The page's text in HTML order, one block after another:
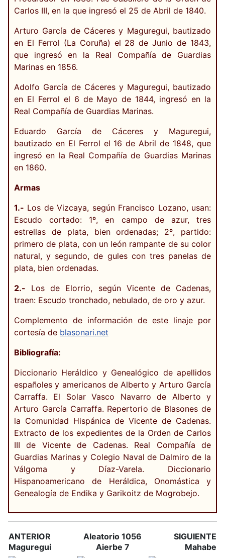
Carlos III, en la que ingresó el 25 de Abril de 1840.
Arturo García de Cáceres y Maguregui, bautizado
en El Ferrol (La Coruña) el 28 de Junio de 1843,
que ingresó en la Real Compañía de Guardias
Marinas en 1856.
Adolfo García de Cáceres y Maguregui, bautizado
en El Ferrol el 6 de Mayo de 1844, ingresó en la
Real Compañía de Guardias Marinas.
Eduardo García de Cáceres y Maguregui,
bautizado en El Ferrol el 16 de Abril de 1848, que
ingresó en la Real Compañía de Guardias Marinas
en 1860.
Armas
1.- Los de Vizcaya, según Francisco Lozano, usan:
Escudo cortado: 1º, en campo de azur, tres
estrellas de plata, bien ordenadas; 2º, partido:
primero de plata, con un león rampante de su color
natural, y segundo, de gules con tres panelas de
plata, bien ordenadas.
2.- Los de Elorrio, según Vicente de Cadenas,
traen: Escudo tronchado, nebulado, de oro y azur.
Complemento de información de este linaje por
cortesía de blasonari.net
Bibliografía:
Diccionario Heráldico y Genealógico de apellidos
españoles y americanos de Alberto y Arturo García
Carraffa. El Solar Vasco Navarro de Alberto y
Arturo García Carraffa. Repertorio de Blasones de
la Comunidad Hispánica de Vicente de Cadenas.
Extracto de los expedientes de la Orden de Carlos
III de Vicente de Cadenas. Real Compañía de
Guardias Marinas y Colegio Naval de Dalmiro de la
Válgoma y Díaz-Varela. Diccionario
Hispanoamericano de Heráldica, Onomástica y
Genealogía de Endika y Garikoitz de Mogrobejo.
ANTERIOR
Maguregui
Aleatorio 1056
Aierbe 7
SIGUIENTE
Mahabe